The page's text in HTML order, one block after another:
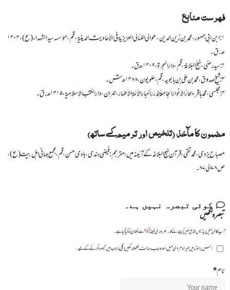
فہرست منابع
۱: ابن ‌ابی ‌جمهور، محمد بن زین ‌الدین، عوالي اللئالي العزيزية في الأحاديث الدينية، قم، مؤسسه سيد الشهداء (ع)، ۱۴۰۳
ھ.ق۔
۲: سید رضی، نَهجُ البَلاغة، قم، دار الهجرة، ۱۴۰۹ھ ق۔
۳: شیخ صدوق، محمد بن علی بن بابویه، قم، علويون، ۱۳۸۸ ھ ش۔
۴: مجلسی، محمد باقر، بِحارُالاَنوار الجامِعَةُ لِدُرَرِ أخبارِ الأئمةِ الأطهار، تہران، دار الکتب الاسلامیة، ۱۳۱۵ ھ.ق۔
مضمون کا مآخذ (تلخیص اور ترمیم کے ساتھ)
مصباح یزدی، محمد تقی، قرآن نہج البلاغہ کے آئینہ میں؛ مترجم: فیضی ہندی، ہادی حسن، قم، مجمع جہانی اہل بیت (ع)،
ص۷۸ الی۸۷۔
کوئی تبصرہ نہیں ہے۔
تبصرہ لکھیں
آپ کا ای میل ایڈریس شائع نہیں کیا جائے گا۔ضروری فیلڈز کو*سے نشان زد کیا گیا ہے۔
اس براؤزر میں میرا نام، ای میل، اور ویب سائٹ محفوظ رکھیں اگلی بار جب میں تبصرہ کرنے کےلیے۔
نام*